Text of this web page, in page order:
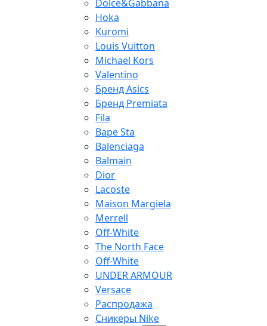
Dolce&Gabbana
Hoka
Kuromi
Louis Vuitton
Michael Kors
Valentino
Бренд Asics
Бренд Premiata
Fila
Bape Sta
Balenciaga
Balmain
Dior
Lacoste
Maison Margiela
Merrell
Off-White
The North Face
Off-White
UNDER ARMOUR
Versace
Распродажа
Сникеры Nike